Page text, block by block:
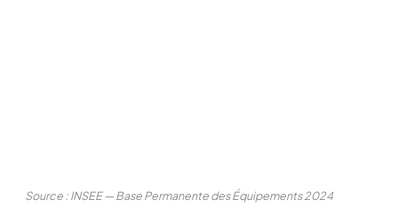
Source : INSEE — Base Permanente des Équipements 2024